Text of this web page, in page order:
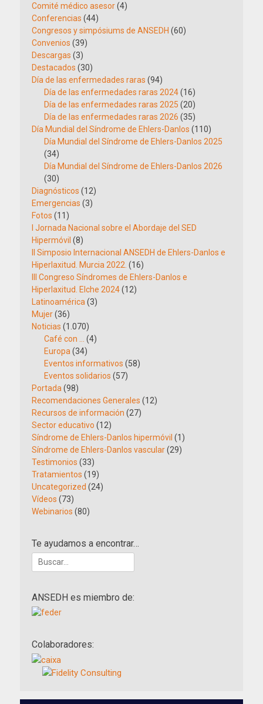
Comité médico asesor(4)
Conferencias (44)
Congresos y simpósiums de ANSEDH (60)
Convenios (39)
Descargas (3)
Destacados (30)
Día de las enfermedades raras (94)
Día de las enfermedades raras 2024(16)
Día de las enfermedades raras 2025 (20)
Día de las enfermedades raras 2026 (35)
Día Mundial del Síndrome de Ehlers-Danlos (110)
Día Mundial del Síndrome de Ehlers-Danlos 2025
(34)
Día Mundial del Síndrome de Ehlers-Danlos 2026
(30)
Diagnósticos (12)
Emergencias (3)
Fotos (11)
I Jornada Nacional sobre el Abordaje del SED
Hipermóvil (8)
II Simposio Internacional ANSEDH de Ehlers-Danlos e
Hiperlaxitud. Murcia 2022. (16)
III Congreso Síndromes de Ehlers-Danlos e
Hiperlaxitud. Elche 2024(12)
Latinoamérica (3)
Mujer(36)
Noticias (1.070)
Café con …
(4)
Europa (34)
Eventos informativos (58)
Eventos solidarios (57)
Portada (98)
Recomendaciones Generales (12)
Recursos de información (27)
Sector educativo (12)
Síndrome de Ehlers-Danlos hipermóvil (1)
Síndrome de Ehlers-Danlos vascular(29)
Testimonios (33)
Tratamientos (19)
Uncategorized (24)
Vídeos (73)
Webinarios (80)
Te ayudamos a encontrar…
Buscar:
ANSEDH es miembro de:
Colaboradores: